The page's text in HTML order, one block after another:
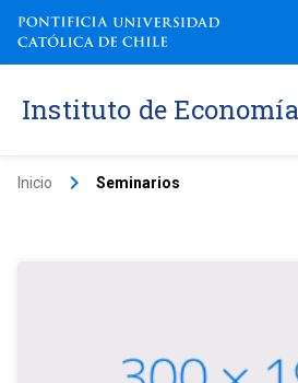
Instituto de Economía
Inicio keyboard_arrow_right Seminarios